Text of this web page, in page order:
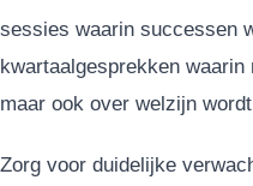
sessies waarin successen
kwartaalgesprekken
maar ook over welzijn
Zorg voor duidelijke